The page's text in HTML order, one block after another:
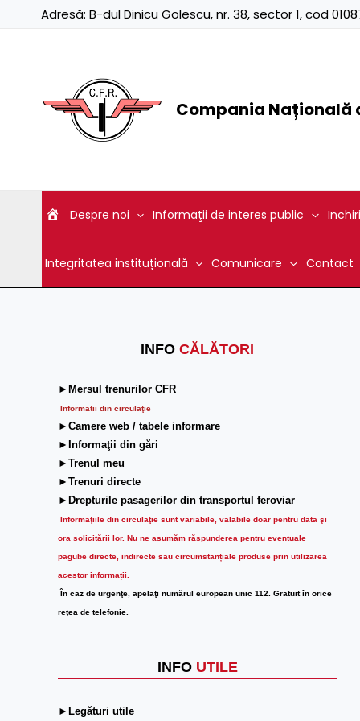
Adresă: B-dul Dinicu Golescu, nr. 38, sector 1, cod
Compania Națională
Despre noi Informaţii de interes public
Integritatea instituțională Comunicare Contact
INFO CĂLĂTORI
►Mersul trenurilor CFR
Informatii din circulaţie
►Camere web / tabele informare
►Informaţii din gări
►Trenul meu
►Trenuri directe
►Drepturile pasagerilor din transportul feroviar
Informaţiile din circulaţie sunt variabile, valabile doar pentru data şi
ora solicitării lor. Nu ne asumăm răspunderea pentru eventuale
pagube directe, indirecte sau circumstanțiale produse prin utilizarea
acestor informații.
În caz de urgenţe, apelaţi numărul european unic 112. Gratuit în orice
reţea de telefonie.
INFO UTILE
►Legături utile